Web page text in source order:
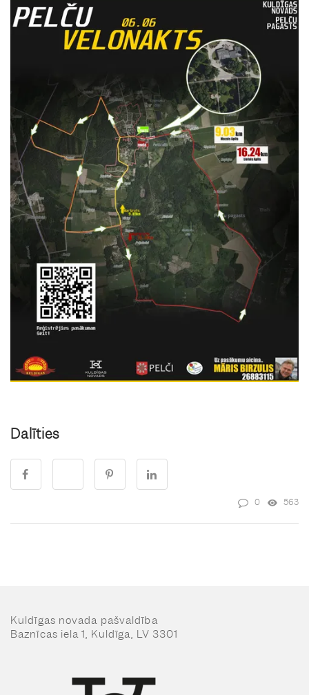
Dalīties
0 563
Kuldīgas novada pašvaldība
Baznīcas iela 1, Kuldīga, LV 3301